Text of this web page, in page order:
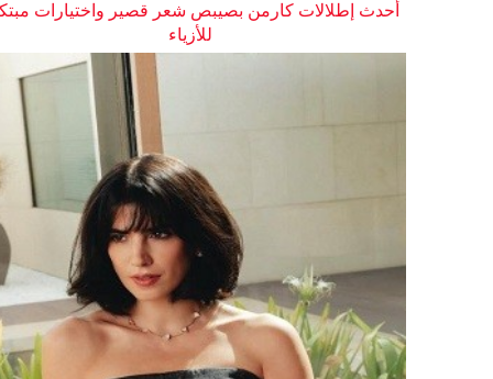
أحدث إطلالات كارمن بصيبص شعر قصير واختيارات
للأزياء